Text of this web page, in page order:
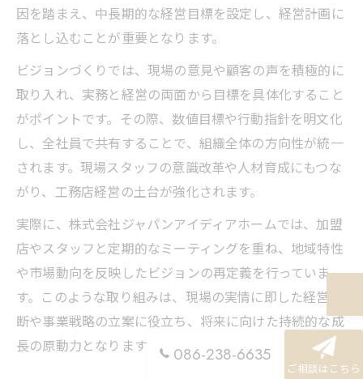
因を踏まえ、中長期的な経営目標を設定し、経営計画に
落とし込むことが重要となります。
ビジョンづくりでは、現場の意見や顧客の声を積極的に
取り入れ、実務と経営の両面から目標を具体化すること
がポイントです。その際、数値目標や行動指針を明文化
し、全社員で共有することで、組織全体の方向性が統一
されます。現場スタッフの意識改革や人材育成にもつな
がり、工務店経営の土台が強化されます。
実際に、株式会社ジャパンアイディアホームでは、加盟
店やスタッフと定期的なミーティングを重ね、地域特性
や市場動向を反映したビジョンの再定義を行っていま
す。このような取り組みは、現場の実情に即した経営判
断や事業戦略の立案に役立ち、将来に向けた持続的な成
長の原動力となります。
086-238-6635
ご相談はこちら